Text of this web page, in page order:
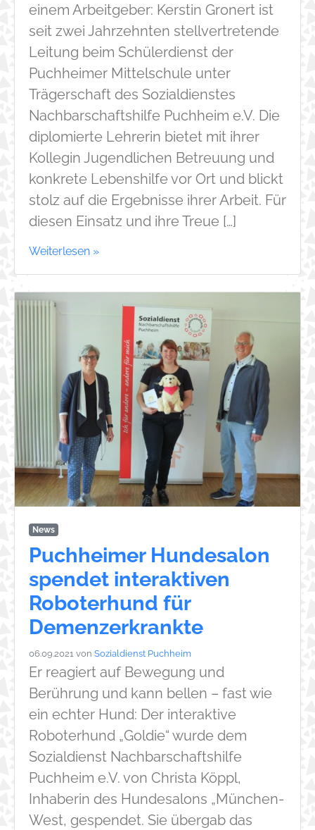
einem Arbeitgeber: Kerstin Gronert ist
seit zwei Jahrzehnten stellvertretende
Leitung beim Schülerdienst der
Puchheimer Mittelschule unter
Trägerschaft des Sozialdienstes
Nachbarschaftshilfe Puchheim e.V. Die
diplomierte Lehrerin bietet mit ihrer
Kollegin Jugendlichen Betreuung und
konkrete Lebenshilfe vor Ort und blickt
stolz auf die Ergebnisse ihrer Arbeit. Für
diesen Einsatz und ihre Treue […]
Weiterlesen »
News
Puchheimer Hundesalon
spendet interaktiven
Roboterhund für
Demenzerkrankte
06.09.2021 von Sozialdienst Puchheim
Er reagiert auf Bewegung und
Berührung und kann bellen – fast wie
ein echter Hund: Der interaktive
Roboterhund „Goldie“ wurde dem
Sozialdienst Nachbarschaftshilfe
Puchheim e.V. von Christa Köppl,
Inhaberin des Hundesalons „München-
West, gespendet. Sie übergab das